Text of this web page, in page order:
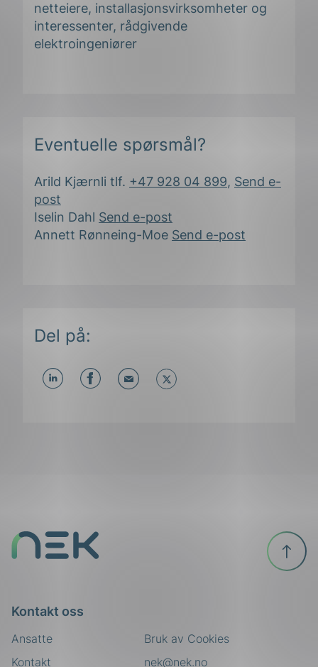
netteiere, installasjonsvirksomheter og
interessenter, rådgivende
elektroingeniører
Eventuelle spørsmål?
Arild Kjærnli tlf. +47 928 04 899, Send e-
post
Iselin Dahl Send e-post
Annett Rønneing-Moe Send e-post
Del på:
Kontakt oss
Ansatte
nek@nek.no
Kontakt
Bruk av Cookies
Til
toppen